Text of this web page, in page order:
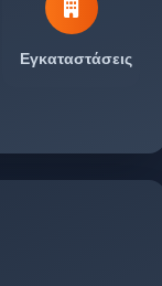
Εγκαταστάσεις